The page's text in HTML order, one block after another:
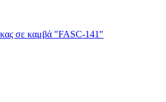
σε καμβά "FASC-141"